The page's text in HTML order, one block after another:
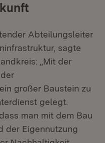
Abteilungsleiter
sagte
„Mit der
großer Baustein zu
gelegt.
man mit dem Bau
der Eigennutzung